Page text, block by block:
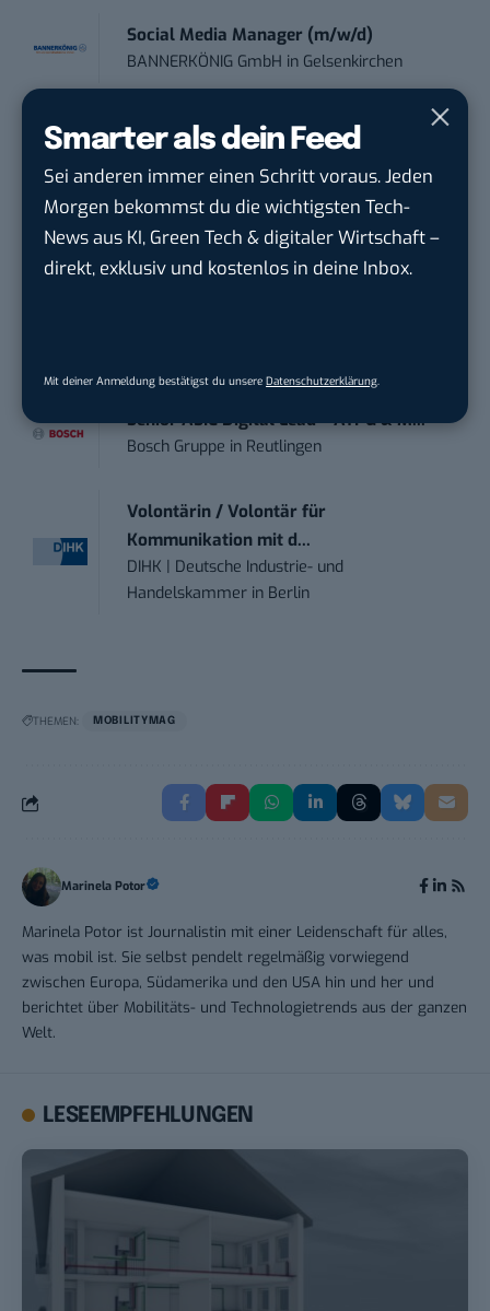
Smarter als dein Feed
Sei anderen immer einen Schritt voraus. Jeden
Morgen bekommst du die wichtigsten Tech-
News aus KI, Green Tech & digitaler Wirtschaft –
direkt, exklusiv und kostenlos in deine Inbox.
Mit deiner Anmeldung bestätigst du unsere Datenschutzerklärung
Social Media Manager (m/w/d)
BANNERKÖNIG GmbH in Gelsenkirchen
Social Media Manager / Content Creator
(m/w/d)
Dr. Meyer & Meyer-Peteaux New Media
Compa...in Rastede
Mitarbeiter (m/w/d) Customer
Senior ASIC Digital Lead – ATPG & M...
Bosch Gruppe in Reutlingen
Volontärin / Volontär für
Kommunikation mit d...
DIHK | Deutsche Industrie- und
Handelskammer in Berlin
THEMEN: MOBILITYMAG
Marinela Potor
Marinela Potor ist Journalistin mit einer Leidenschaft für alles,
was mobil ist. Sie selbst pendelt regelmäßig vorwiegend
zwischen Europa, Südamerika und den USA hin und her und
berichtet über Mobilitäts- und Technologietrends aus der ganzen
Welt.
LESEEMPFEHLUNGEN